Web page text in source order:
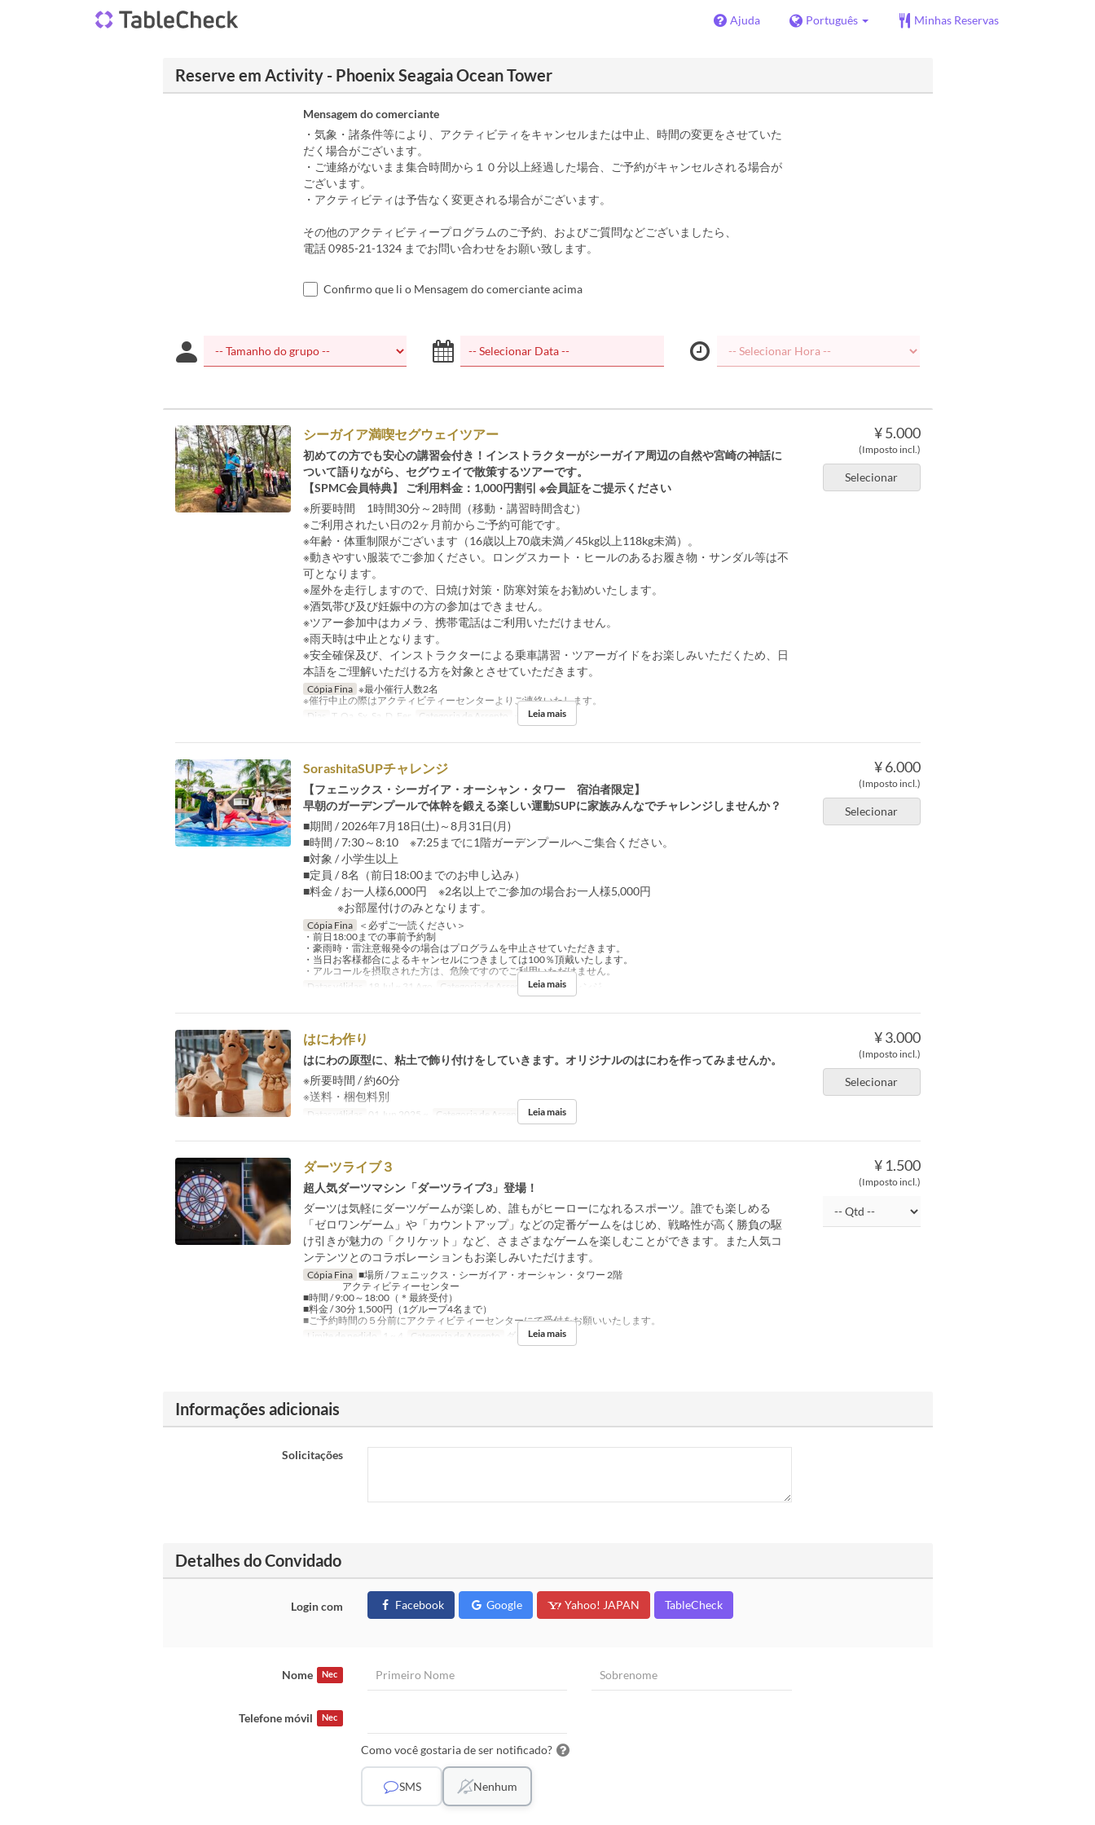
Ajuda Português Minhas Reservas
Reserve em Activity - Phoenix Seagaia Ocean Tower
Mensagem do comerciante
・気象・諸条件等により、アクティビティをキャンセルまたは中止、時間の変更をさせていた
だく場合がございます。
・ご連絡がないまま集合時間から１０分以上経過した場合、ご予約がキャンセルされる場合が
ございます。
・アクティビティは予告なく変更される場合がございます。
その他のアクティビティープログラムのご予約、およびご質問などございましたら、
電話 0985-21-1324 までお問い合わせをお願い致します。
Confirmo que li o Mensagem do comerciante acima
¥ 5.000
(Imposto incl.)
Selecionar
シーガイア満喫セグウェイツアー
初めての方でも安心の講習会付き！インストラクターがシーガイア周辺の自然や宮崎の神話に
ついて語りながら、セグウェイで散策するツアーです。
【SPMC会員特典】 ご利用料金：1,000円割引 ※会員証をご提示ください
※所要時間 1時間30分～2時間（移動・講習時間含む）
※ご利用されたい日の2ヶ月前からご予約可能です。
※年齢・体重制限がございます（16歳以上70歳未満／45kg以上118kg未満）。
※動きやすい服装でご参加ください。ロングスカート・ヒールのあるお履き物・サンダル等は不
可となります。
※屋外を走行しますので、日焼け対策・防寒対策をお勧めいたします。
※酒気帯び及び妊娠中の方の参加はできません。
※ツアー参加中はカメラ、携帯電話はご利用いただけません。
※雨天時は中止となります。
※安全確保及び、インストラクターによる乗車講習・ツアーガイドをお楽しみいただくため、日
本語をご理解いただける方を対象とさせていただきます。
Cópia Fina ※最小催行人数2名
※催行中止の際はアクティビティーセンターよりご連絡いたします。
Dias
T, Qa, Sx, Sa, D, Fer Categoria de Assento セグウェイ
Leia mais
¥ 6.000
(Imposto incl.)
Selecionar
SorashitaSUPチャレンジ
【フェニックス・シーガイア・オーシャン・タワー 宿泊者限定】
早朝のガーデンプールで体幹を鍛える楽しい運動SUPに家族みんなでチャレンジしませんか？
■期間 / 2026年7月18日(土)～8月31日(月)
■時間 / 7:30～8:10 ※7:25までに1階ガーデンプールへご集合ください。
■対象 / 小学生以上
■定員 / 8名（前日18:00までのお申し込み）
■料金 / お一人様6,000円 ※2名以上でご参加の場合お一人様5,000円
※お部屋付けのみとなります。
Cópia Fina
＜必ずご一読ください＞
・前日18:00までの事前予約制
・豪雨時・雷注意報発令の場合はプログラムを中止させていただきます。
・当日お客様都合によるキャンセルにつきましては100％頂戴いたします。
・アルコールを摂取された方は、危険ですのでご利用いただけません。
Datas válidas
18 Jul ~ 31 Ago Categoria de Assento SUPチャレンジ
Leia mais
¥ 3.000
(Imposto incl.)
Selecionar
はにわ作り
はにわの原型に、粘土で飾り付けをしていきます。オリジナルのはにわを作ってみませんか。
※所要時間 / 約60分
※送料・梱包料別
Datas válidas 01 Jun 2025 ~ Categoria de Assento はにわ
Leia mais
¥ 1.500
(Imposto incl.)
ダーツライブ３
超人気ダーツマシン「ダーツライブ3」登場！
ダーツは気軽にダーツゲームが楽しめ、誰もがヒーローになれるスポーツ。誰でも楽しめる
「ゼロワンゲーム」や「カウントアップ」などの定番ゲームをはじめ、戦略性が高く勝負の駆
け引きが魅力の「クリケット」など、さまざまなゲームを楽しむことができます。また人気コ
ンテンツとのコラボレーションもお楽しみいただけます。
Cópia Fina ■場所 / フェニックス・シーガイア・オーシャン・タワー 2階
アクティビティーセンター
■時間 / 9:00～18:00（＊最終受付）
■料金 / 30分 1,500円（1グループ4名まで）
■ご予約時間の５分前にアクティビティーセンターにて受付をお願いいたします。
Limite de pedido
1 ~ 4 Categoria de Assento ダーツLeia mais
Informações adicionais
Solicitações
Detalhes do Convidado
Login com Facebook Google Yahoo! JAPAN TableCheck
Nome Nec
Telefone móvil Nec
Como você gostaria de ser notificado?
SMS Nenhum